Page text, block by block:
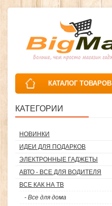
КАТАЛОГ ТОВАРОВ
КАТЕГОРИИ
НОВИНКИ
ИДЕИ ДЛЯ ПОДАРКОВ
ЭЛЕКТРОННЫЕ ГАДЖЕТЫ
АВТО - ВСЕ ДЛЯ ВОДИТЕЛЯ
ВСЕ КАК НА ТВ
- Все для дома